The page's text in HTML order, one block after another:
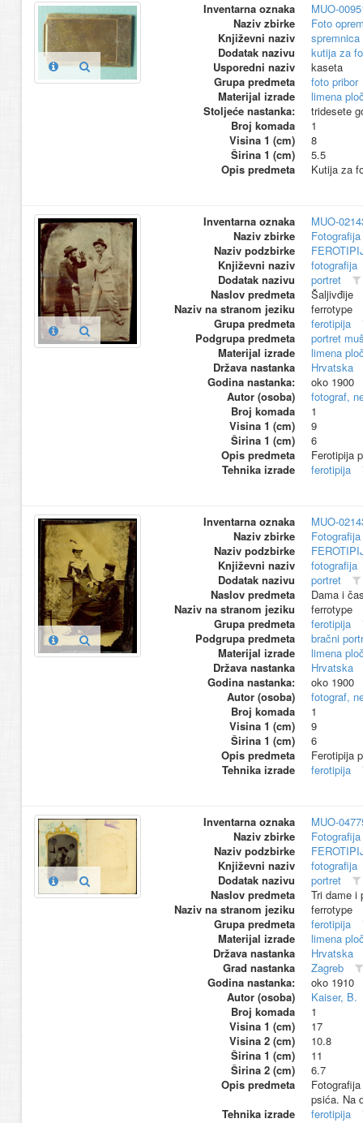
Inventarna oznaka
MUO-
Naziv zbirke
Foto
Književni naziv
Dodatak nazivu
kutija za
Usporedni naziv
kaseta
Grupa predmeta
foto pribor
Materijal izrade
limena
Stoljeće nastanka:
tridesete
Broj komada
1
Visina 1 (cm)
8
Širina 1 (cm)
5.5
Opis predmeta
Kutija za
Inventarna oznaka
MUO-
Naziv zbirke
Naziv podzbirke
Književni naziv
fotografija
Dodatak nazivu
portret
Naslov predmeta
Šaljivđije
Naziv na stranom jeziku
ferrotype
Grupa predmeta
ferotipija
Podgrupa predmeta
portret
Materijal izrade
limena
Država nastanka
Hrvatska
Godina nastanka:
oko 1900
Autor (osoba)
fotograf,
Broj komada
1
Visina 1 (cm)
9
Širina 1 (cm)
6
Opis predmeta
Ferotipija
Tehnika izrade
ferotipija
Inventarna oznaka
MUO-
Naziv zbirke
Naziv podzbirke
Književni naziv
fotografija
Dodatak nazivu
portret
Naslov predmeta
Dama i
Naziv na stranom jeziku
ferrotype
Grupa predmeta
ferotipija
Podgrupa predmeta
bračni
Materijal izrade
limena
Država nastanka
Hrvatska
Godina nastanka:
oko 1900
Autor (osoba)
fotograf,
Broj komada
1
Visina 1 (cm)
9
Širina 1 (cm)
6
Opis predmeta
Ferotipija
Tehnika izrade
ferotipija
Inventarna oznaka
MUO-
Naziv zbirke
Naziv podzbirke
Književni naziv
fotografija
Dodatak nazivu
portret
Naslov predmeta
Tri dame i
Naziv na stranom jeziku
ferrotype
Grupa predmeta
ferotipija
Materijal izrade
limena
Država nastanka
Hrvatska
Grad nastanka
Zagreb
Godina nastanka:
oko 1910
Autor (osoba)
Kaiser, B.
Broj komada
1
Visina 1 (cm)
17
Visina 2 (cm)
10.8
Širina 1 (cm)
11
Širina 2 (cm)
6.7
Opis predmeta
psića. Na
Tehnika izrade
ferotipija